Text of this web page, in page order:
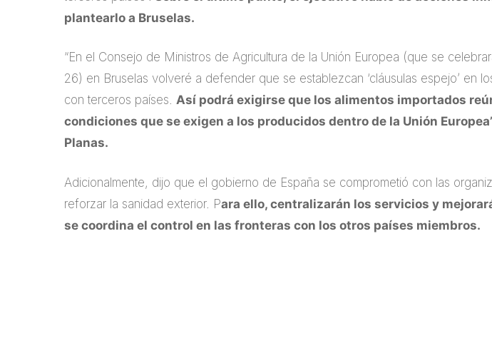
plantearlo a Bruselas.
“En el Consejo de Ministros de Agricultura de la Unión Europea (que se
26) en Bruselas volveré a defender que se establezcan ‘cláusulas espejo’ en
con terceros países. Así podrá exigirse que los alimentos importados
condiciones que se exigen a los producidos dentro de la Unión
Planas.
Adicionalmente, dijo que el gobierno de España se comprometió con las
reforzar la sanidad exterior. Para ello, centralizarán los servicios y
se coordina el control en las fronteras con los otros países miembros.